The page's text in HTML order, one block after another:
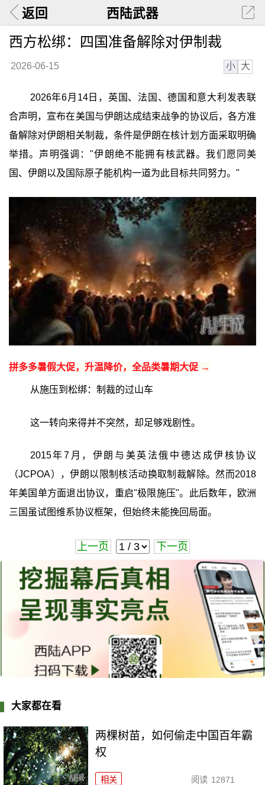
返回 西陆武器
西方松绑：四国准备解除对伊制裁
2026-06-15 小 大
2026年6月14日，英国、法国、德国和意大利发表联
合声明，宣布在美国与伊朗达成结束战争的协议后，各方准
备解除对伊朗相关制裁，条件是伊朗在核计划方面采取明确
举措。声明强调："伊朗绝不能拥有核武器。我们愿同美
国、伊朗以及国际原子能机构一道为此目标共同努力。"
拼多多暑假大促，升温降价，全品类暑期大促 →
从施压到松绑：制裁的过山车
这一转向来得并不突然，却足够戏剧性。
2015年7月，伊朗与美英法俄中德达成伊核协议
（JCPOA），伊朗以限制核活动换取制裁解除。然而2018
年美国单方面退出协议，重启"极限施压"。此后数年，欧洲
三国虽试图维系协议框架，但始终未能挽回局面。
上一页 下一页
大家都在看
两棵树苗，如何偷走中国百年霸
权
相关 阅读 12871